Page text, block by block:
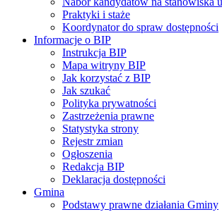
Praktyki i staże
Koordynator do spraw dostępności
Informacje o BIP
Instrukcja BIP
Mapa witryny BIP
Jak korzystać z BIP
Jak szukać
Polityka prywatności
Zastrzeżenia prawne
Statystyka strony
Rejestr zmian
Ogłoszenia
Redakcja BIP
Deklaracja dostępności
Gmina
Podstawy prawne działania Gminy